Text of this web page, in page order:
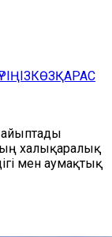
КӨЗҚАРАС
халықаралық
мен аумақтық